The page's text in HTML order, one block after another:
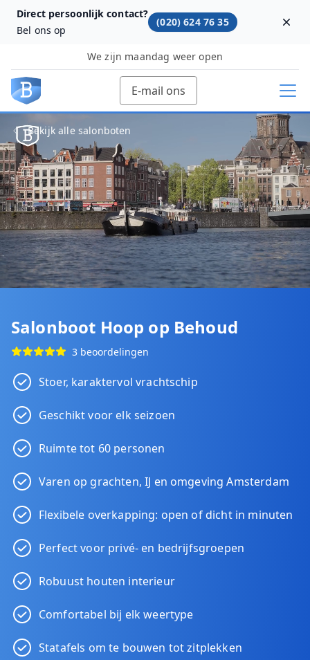
Direct persoonlijk contact?
Bel ons op
(020) 624 76 35
We zijn maandag weer open
E-mail ons
Bekijk alle salonboten
Salonboot Hoop op Behoud
3 beoordelingen
Stoer, karaktervol vrachtschip
Geschikt voor elk seizoen
Ruimte tot 60 personen
Varen op grachten, IJ en omgeving Amsterdam
Flexibele overkapping: open of dicht in minuten
Perfect voor privé- en bedrijfsgroepen
Robuust houten interieur
Comfortabel bij elk weertype
Statafels om te bouwen tot zitplekken